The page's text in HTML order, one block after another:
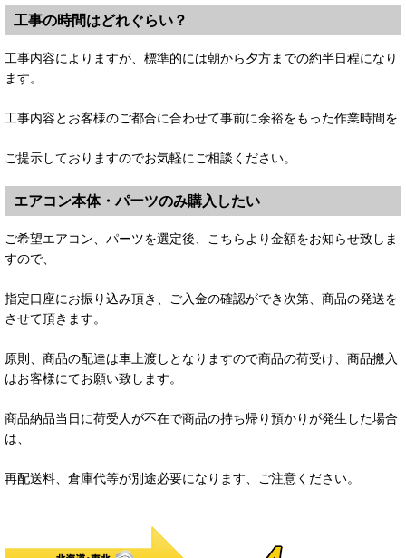
工事の時間はどれぐらい？
工事内容によりますが、標準的には朝から夕方までの約半日程になり
ます。
工事内容とお客様のご都合に合わせて事前に余裕をもった作業時間を
ご提示しておりますのでお気軽にご相談ください。
エアコン本体・パーツのみ購入したい
ご希望エアコン、パーツを選定後、こちらより金額をお知らせ致しま
すので、
指定口座にお振り込み頂き、ご入金の確認ができ次第、商品の発送を
させて頂きます。
原則、商品の配達は車上渡しとなりますので商品の荷受け、商品搬入
はお客様にてお願い致します。
商品納品当日に荷受人が不在で商品の持ち帰り預かりが発生した場合
は、
再配送料、倉庫代等が別途必要になります、ご注意ください。